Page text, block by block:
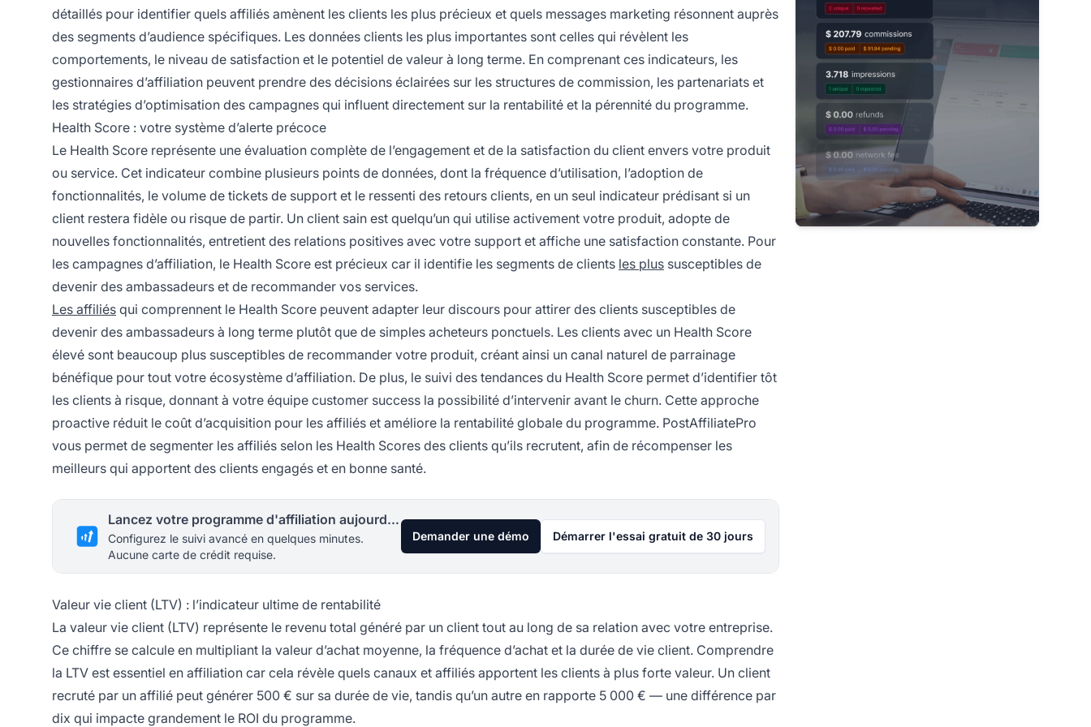
détaillés pour identifier quels affiliés amènent les clients les plus précieux et quels messages marketing résonnent auprès
des segments d’audience spécifiques. Les données clients les plus importantes sont celles qui révèlent les
comportements, le niveau de satisfaction et le potentiel de valeur à long terme. En comprenant ces indicateurs, les
gestionnaires d’affiliation peuvent prendre des décisions éclairées sur les structures de commission, les partenariats et
les stratégies d’optimisation des campagnes qui influent directement sur la rentabilité et la pérennité du programme.
Health Score : votre système d’alerte précoce
Le Health Score représente une évaluation complète de l’engagement et de la satisfaction du client envers votre produit
ou service. Cet indicateur combine plusieurs points de données, dont la fréquence d’utilisation, l’adoption de
fonctionnalités, le volume de tickets de support et le ressenti des retours clients, en un seul indicateur prédisant si un
client restera fidèle ou risque de partir. Un client sain est quelqu’un qui utilise activement votre produit, adopte de
nouvelles fonctionnalités, entretient des relations positives avec votre support et affiche une satisfaction constante. Pour
les campagnes d’affiliation, le Health Score est précieux car il identifie les segments de clients les plus susceptibles de
devenir des ambassadeurs et de recommander vos services.
Les affiliés qui comprennent le Health Score peuvent adapter leur discours pour attirer des clients susceptibles de
devenir des ambassadeurs à long terme plutôt que de simples acheteurs ponctuels. Les clients avec un Health Score
élevé sont beaucoup plus susceptibles de recommander votre produit, créant ainsi un canal naturel de parrainage
bénéfique pour tout votre écosystème d’affiliation. De plus, le suivi des tendances du Health Score permet d’identifier tôt
les clients à risque, donnant à votre équipe customer success la possibilité d’intervenir avant le churn. Cette approche
proactive réduit le coût d’acquisition pour les affiliés et améliore la rentabilité globale du programme. PostAffiliatePro
vous permet de segmenter les affiliés selon les Health Scores des clients qu’ils recrutent, afin de récompenser les
meilleurs qui apportent des clients engagés et en bonne santé.
Lancez votre programme d'affiliation aujourd'hui
Configurez le suivi avancé en quelques minutes.
Aucune carte de crédit requise.
Demander une démo Démarrer l'essai gratuit de 30 jours
Valeur vie client (LTV) : l’indicateur ultime de rentabilité
La valeur vie client (LTV) représente le revenu total généré par un client tout au long de sa relation avec votre entreprise.
Ce chiffre se calcule en multipliant la valeur d’achat moyenne, la fréquence d’achat et la durée de vie client. Comprendre
la LTV est essentiel en affiliation car cela révèle quels canaux et affiliés apportent les clients à plus forte valeur. Un client
recruté par un affilié peut générer 500 € sur sa durée de vie, tandis qu’un autre en rapporte 5 000 € — une différence par
dix qui impacte grandement le ROI du programme.